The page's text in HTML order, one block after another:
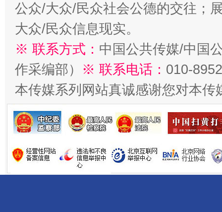
千年窑火 生生不息 一
公众/大众/民众社会公德的交往；
大众/民众信息现实。
※ 联系方式： 中国公共传媒/中国
作采编部） ※ 联系电话： 010-
本传媒系列网站真诚感谢您对本